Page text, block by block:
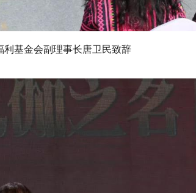
利基金会副理事长唐卫民致辞